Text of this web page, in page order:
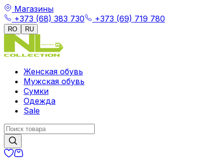
Магазины
+373 (68) 383 730
+373 (69) 719 780
RO RU
Женская обувь
Мужская обувь
Сумки
Одежда
Sale